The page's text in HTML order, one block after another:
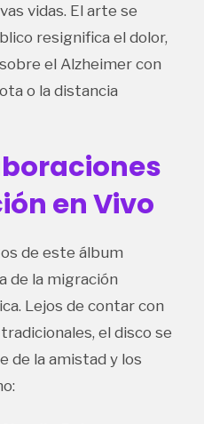
vidas. El arte se
resignifica el dolor,
el Alzheimer con
o la distancia
en Vivo
de este álbum
de la migración
Lejos de contar con
el disco se
de la amistad y los